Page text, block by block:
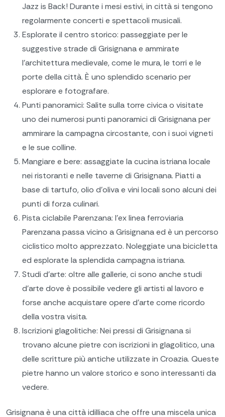
Jazz is Back! Durante i mesi estivi, in città si tengono
regolarmente concerti e spettacoli musicali.
Esplorate il centro storico: passeggiate per le
suggestive strade di Grisignana e ammirate
l'architettura medievale, come le mura, le torri e le
porte della città. È uno splendido scenario per
esplorare e fotografare.
Punti panoramici: Salite sulla torre civica o visitate
uno dei numerosi punti panoramici di Grisignana per
ammirare la campagna circostante, con i suoi vigneti
e le sue colline.
Mangiare e bere: assaggiate la cucina istriana locale
nei ristoranti e nelle taverne di Grisignana. Piatti a
base di tartufo, olio d'oliva e vini locali sono alcuni dei
punti di forza culinari.
Pista ciclabile Parenzana: l'ex linea ferroviaria
Parenzana passa vicino a Grisignana ed è un percorso
ciclistico molto apprezzato. Noleggiate una bicicletta
ed esplorate la splendida campagna istriana.
Studi d'arte: oltre alle gallerie, ci sono anche studi
d'arte dove è possibile vedere gli artisti al lavoro e
forse anche acquistare opere d'arte come ricordo
della vostra visita.
Iscrizioni glagolitiche: Nei pressi di Grisignana si
trovano alcune pietre con iscrizioni in glagolitico, una
delle scritture più antiche utilizzate in Croazia. Queste
pietre hanno un valore storico e sono interessanti da
vedere.
Grisignana è una città idilliaca che offre una miscela unica